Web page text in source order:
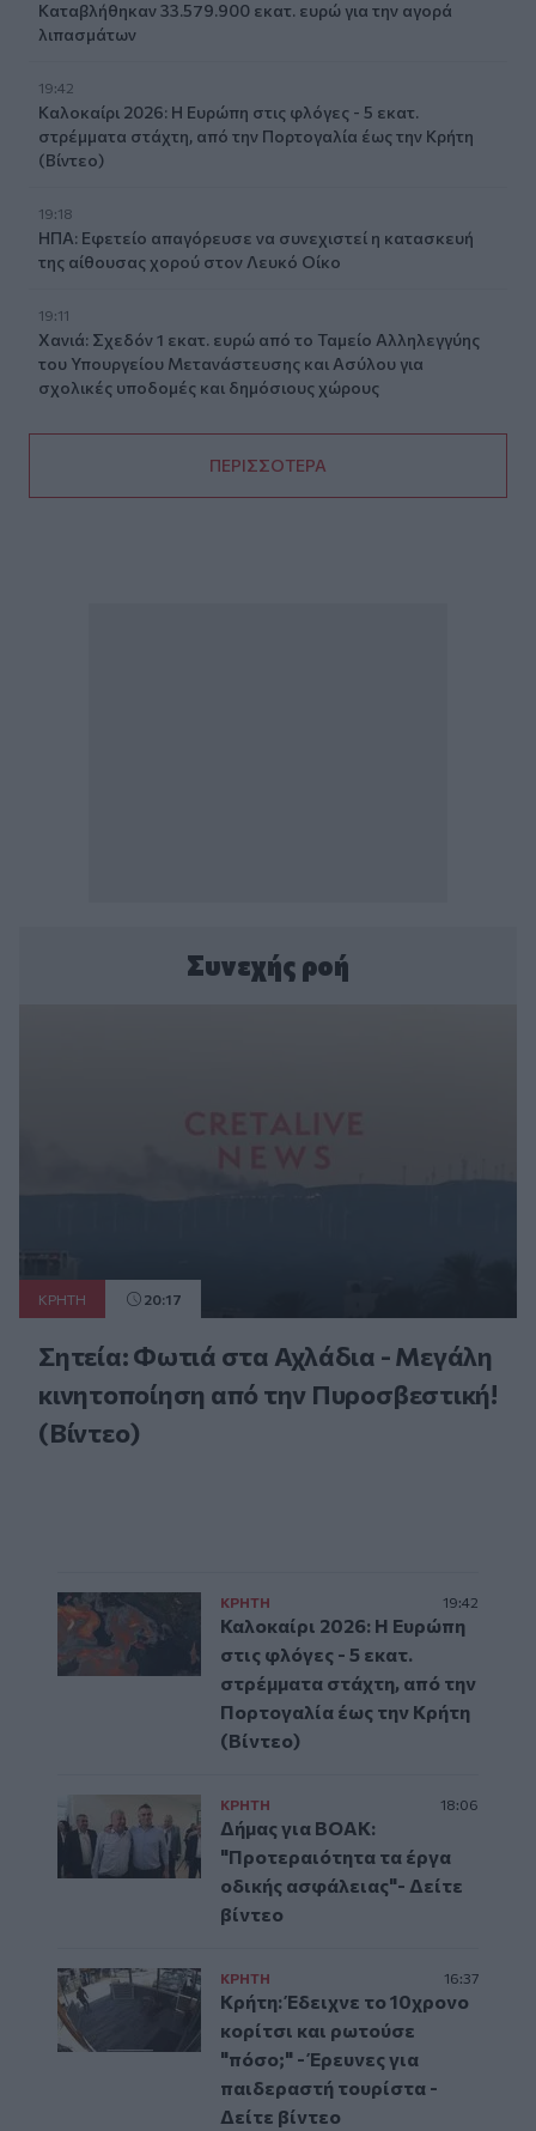
Καταβλήθηκαν 33.579.900 εκατ. ευρώ για την αγορά
λιπασμάτων
19:42
Καλοκαίρι 2026: Η Ευρώπη στις φλόγες - 5 εκατ.
στρέμματα στάχτη, από την Πορτογαλία έως την Κρήτη
(Βίντεο)
19:18
ΗΠΑ: Εφετείο απαγόρευσε να συνεχιστεί η κατασκευή
της αίθουσας χορού στον Λευκό Οίκο
19:11
Χανιά: Σχεδόν 1 εκατ. ευρώ από το Ταμείο Αλληλεγγύης
του Υπουργείου Μετανάστευσης και Ασύλου για
σχολικές υποδομές και δημόσιους χώρους
ΠΕΡΙΣΣΟΤΕΡΑ
Συνεχής ροή
ΚΡΗΤΗ 20:17
Σητεία: Φωτιά στα Αχλάδια - Μεγάλη
κινητοποίηση από την Πυροσβεστική!
(Βίντεο)
ΚΡΗΤΗ 19:42
Καλοκαίρι 2026: Η Ευρώπη
στις φλόγες - 5 εκατ.
στρέμματα στάχτη, από την
Πορτογαλία έως την Κρήτη
(Βίντεο)
ΚΡΗΤΗ 18:06
Δήμας για ΒΟΑΚ:
"Προτεραιότητα τα έργα
οδικής ασφάλειας"- Δείτε
βίντεο
ΚΡΗΤΗ 16:37
Κρήτη: Έδειχνε το 10χρονο
κορίτσι και ρωτούσε
"πόσο;" - Έρευνες για
παιδεραστή τουρίστα -
Δείτε βίντεο